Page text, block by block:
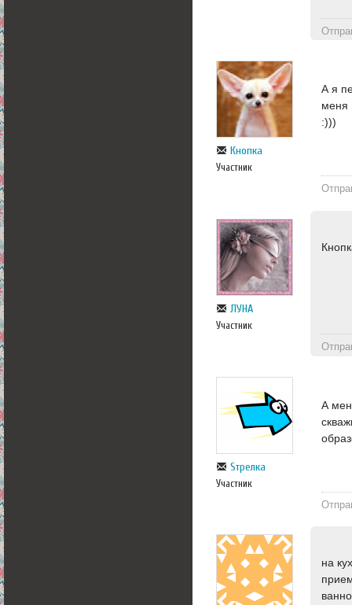
Кнопка
Участник
А я
меня
:)))
ЛУНА
Участник
Sтрелка
Участник
А
на